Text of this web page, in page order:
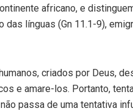
africano, e
línguas (Gn 11.1-9),
criados por Deus,
e amare-los. Portanto,
passa de uma tentativa